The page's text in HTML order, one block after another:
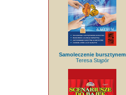
Samoleczenie bursztynem
Teresa Stąpór